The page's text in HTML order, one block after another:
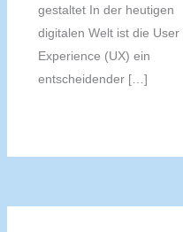
gestaltet In der heutigen
digitalen Welt ist die User
Experience (UX) ein
entscheidender […]